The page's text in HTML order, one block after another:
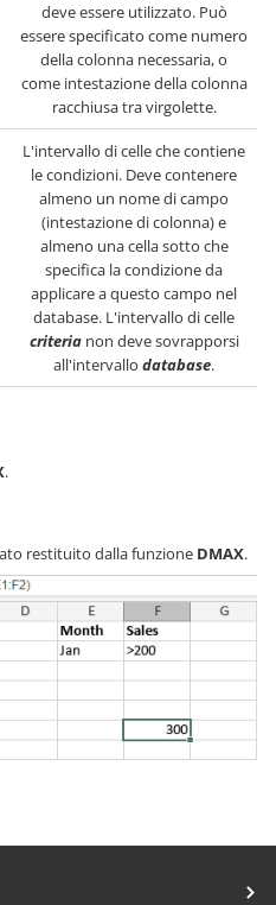
deve essere utilizzato. Può
essere specificato come numero
della colonna necessaria, o
come intestazione della colonna
racchiusa tra virgolette.
L'intervallo di celle che contiene
le condizioni. Deve contenere
almeno un nome di campo
(intestazione di colonna) e
almeno una cella sotto che
specifica la condizione da
applicare a questo campo nel
database. L'intervallo di celle
criterianon deve sovrapporsi
all'intervallo database.
.
restituito dalla funzione DMAX.